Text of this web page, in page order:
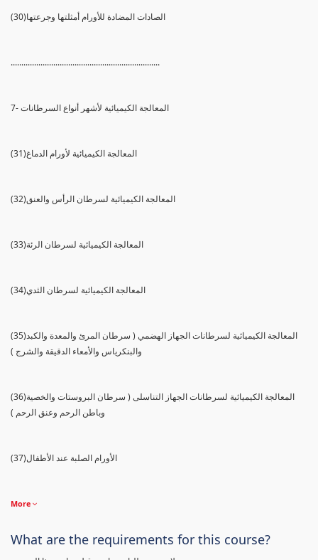
(30)الصادات المضادة للأورام أمثلتها وجرعتها
......................................................................
7- المعالجة الكيميائية لأشهر أنواع السرطانات
(31)المعالجة الكيميائية لأورام الدماغ
(32)المعالجة الكيميائية لسرطان الرأس والعنق
(33)المعالجة الكيميائية لسرطان الرئة
(34)المعالجة الكيميائية لسرطان الثدي
(35)المعالجة الكيميائية لسرطانات الجهاز الهضمي ( سرطان المرئ والمعدة والكبد
والبنكرياس والأمعاء الدقيقة والشرج )
(36)المعالجة الكيميائية لسرطانات الجهاز التناسلى ( سرطان البروستات والخصية
وباطن الرحم وعنق الرحم )
(37)الأورام الصلبة عند الأطفال
More
What are the requirements for this course?